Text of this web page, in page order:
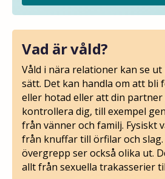
Vad är våld?
Våld i nära relationer kan se ut
sätt. Det kan handla om att bli
eller hotad eller att din
kontrollera dig, till exempel
från vänner och familj. Fysiskt
från knuffar till örfilar och slag.
övergrepp ser också olika ut.
allt från sexuella trakasserier